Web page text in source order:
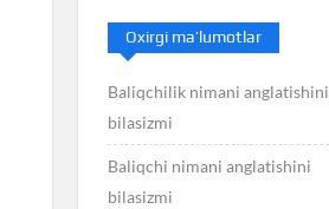
Oxirgi ma’lumotlar
Baliqchilik nimani anglatishini
bilasizmi
Baliqchi nimani anglatishini
bilasizmi